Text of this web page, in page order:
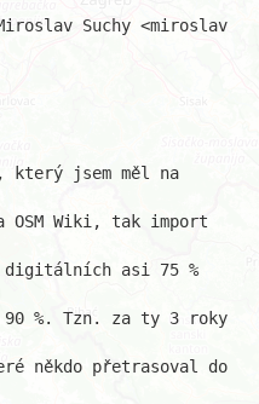
Suchy <miroslav
který jsem měl na
OSM Wiki, tak import
digitálních asi 75 %
%. Tzn. za ty 3 roky
někdo přetrasoval do